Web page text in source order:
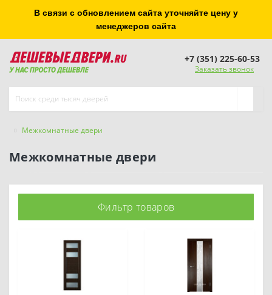
В связи с обновлением сайта уточняйте цену у
менеджеров сайта
+7 (351) 225-60-53
Заказать звонок
Межкомнатные двери
Межкомнатные двери
Фильтр товаров